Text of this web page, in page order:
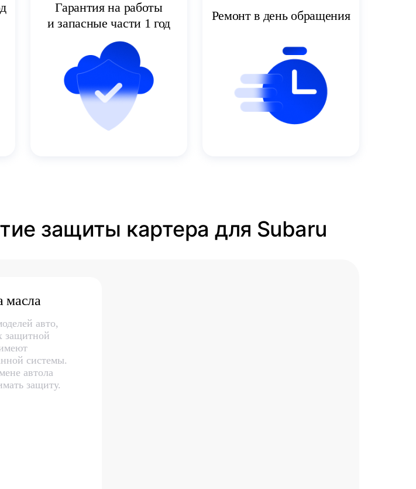
Гарантия на работы
и запасные части 1 год
Ремонт в день обращения
защиты картера для Subaru
масла
авто,
защитной
системы.
автола
защиту.